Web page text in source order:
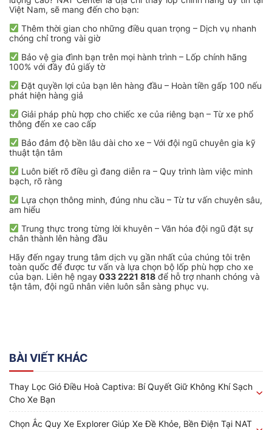
Việt Nam, sẽ mang đến cho bạn:
Thêm thời gian cho những điều quan trọng – Dịch vụ nhanh
chóng chỉ trong vài giờ
Bảo vệ gia đình bạn trên mọi hành trình – Lốp chính hãng
100% với đầy đủ giấy tờ
Đặt quyền lợi của bạn lên hàng đầu – Hoàn tiền gấp 100 nếu
phát hiện hàng giả
Giải pháp phù hợp cho chiếc xe của riêng bạn – Từ xe phổ
thông đến xe cao cấp
Bảo đảm độ bền lâu dài cho xe – Với đội ngũ chuyên gia kỹ
thuật tận tâm
Luôn biết rõ điều gì đang diễn ra – Quy trình làm việc minh
bạch, rõ ràng
Lựa chọn thông minh, đúng nhu cầu – Từ tư vấn chuyên sâu,
am hiểu
Trung thực trong từng lời khuyên – Văn hóa đội ngũ đặt sự
chân thành lên hàng đầu
Hãy đến ngay trung tâm dịch vụ gần nhất của chúng tôi trên
toàn quốc để được tư vấn và lựa chọn bộ lốp phù hợp cho xe
của bạn. Liên hệ ngay033 2221 818 để hỗ trợ nhanh chóng và
tận tâm, đội ngũ nhân viên luôn sẵn sàng phục vụ.
BÀI VIẾT KHÁC
Thay Lọc Gió Điều Hoà Captiva: Bí Quyết Giữ Không Khí Sạch
Cho Xe Bạn
Chọn Ắc Quy Xe Explorer Giúp Xe Đề Khỏe, Bền Điện Tại NAT